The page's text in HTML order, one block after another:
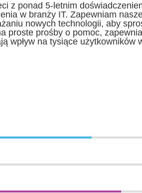
z ponad 5-letnim
w branży IT. Zapewniam
nowych technologii, aby
proste prośby o pomoc,
wpływ na tysiące użytkowników